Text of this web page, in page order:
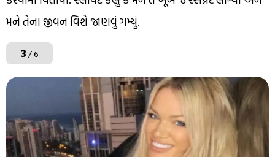
મને તેના જીવન વિશે જાણવું ગમ્યું.
3/ 6